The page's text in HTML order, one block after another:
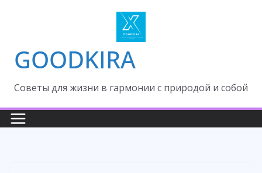
GOODKIRA
Cоветы для жизни в гармонии с природой и собой